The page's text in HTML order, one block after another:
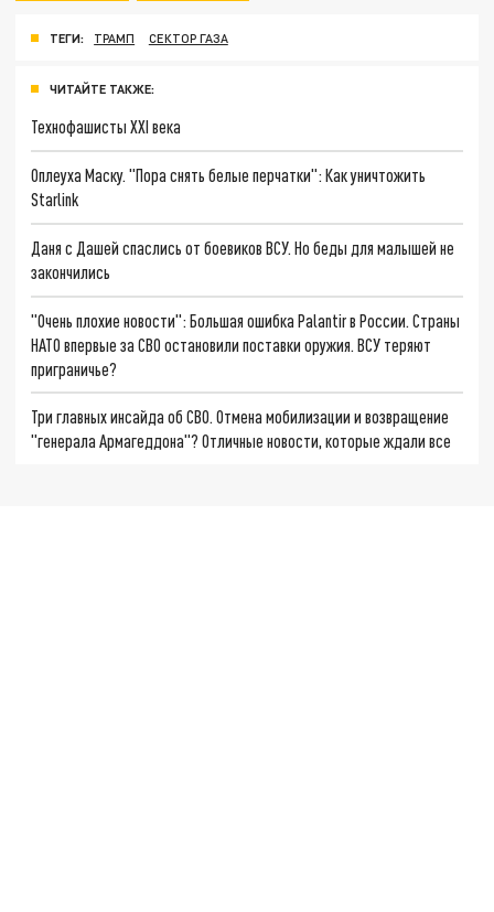
ТЕГИ: ТРАМП СЕКТОР ГАЗА
ЧИТАЙТЕ ТАКЖЕ:
Технофашисты XXI века
Оплеуха Маску. "Пора снять белые перчатки": Как уничтожить
Starlink
Даня с Дашей спаслись от боевиков ВСУ. Но беды для малышей не
закончились
"Очень плохие новости": Большая ошибка Palantir в России. Страны
НАТО впервые за СВО остановили поставки оружия. ВСУ теряют
приграничье?
Три главных инсайда об СВО. Отмена мобилизации и возвращение
"генерала Армагеддона"? Отличные новости, которые ждали все